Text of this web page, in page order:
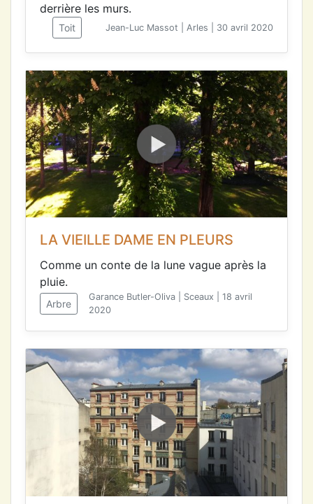
derrière les murs.
Toit Jean-Luc Massot | Arles | 30 avril 2020
LA VIEILLE DAME EN PLEURS
Comme un conte de la lune vague après la
pluie.
Arbre
Garance Butler-Oliva | Sceaux | 18 avril
2020